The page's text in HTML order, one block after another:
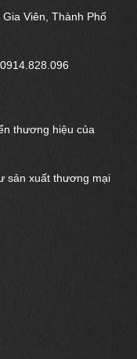
Viên, Thành Phố
thương hiệu của
sản xuất thương mại